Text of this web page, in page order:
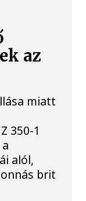
az
miatt
350-1
alól,
brit